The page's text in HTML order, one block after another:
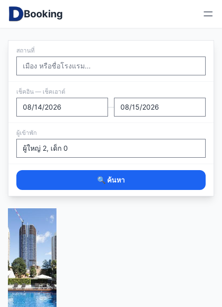
Booking
สถานที่
เช็คอิน — เช็คเอาต์
—
ผู้เข้าพัก
🔍 ค้นหา